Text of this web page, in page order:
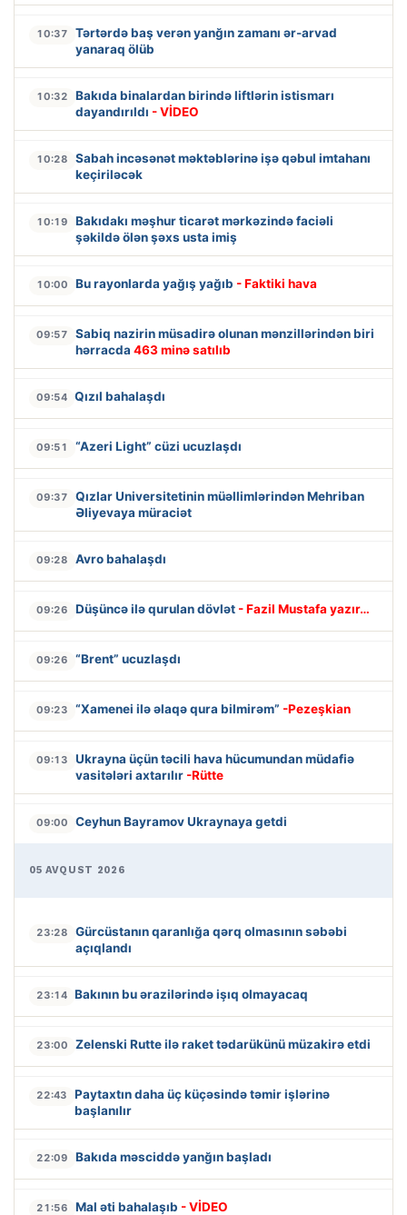
10:37
Tərtərdə baş verən yanğın zamanı ər-arvad
yanaraq ölüb
10:32
Bakıda binalardan birində liftlərin istismarı
dayandırıldı - VİDEO
10:28
Sabah incəsənət məktəblərinə işə qəbul imtahanı
keçiriləcək
10:19
Bakıdakı məşhur ticarət mərkəzində faciəli
şəkildə ölən şəxs usta imiş
10:00 Bu rayonlarda yağış yağıb - Faktiki hava
09:57
Sabiq nazirin müsadirə olunan mənzillərindən biri
hərracda 463 minə satılıb
09:54 Qızıl bahalaşdı
09:51 “Azeri Light” cüzi ucuzlaşdı
09:37
Qızlar Universitetinin müəllimlərindən Mehriban
Əliyevaya müraciət
09:28 Avro bahalaşdı
09:26 Düşüncə ilə qurulan dövlət - Fazil Mustafa yazır…
09:26 “Brent” ucuzlaşdı
09:23 “Xamenei ilə əlaqə qura bilmirəm” -Pezeşkian
09:13
Ukrayna üçün təcili hava hücumundan müdafiə
vasitələri axtarılır -Rütte
09:00 Ceyhun Bayramov Ukraynaya getdi
05 AVQUST 2026
23:28
Gürcüstanın qaranlığa qərq olmasının səbəbi
açıqlandı
23:14 Bakının bu ərazilərində işıq olmayacaq
23:00 Zelenski Rutte ilə raket tədarükünü müzakirə etdi
22:43
Paytaxtın daha üç küçəsində təmir işlərinə
başlanılır
22:09 Bakıda məsciddə yanğın başladı
21:56 Mal əti bahalaşıb - VİDEO